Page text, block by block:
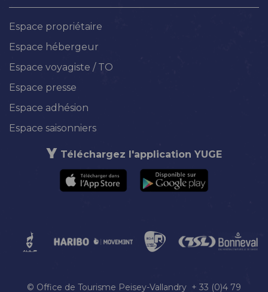
Espace propriétaire
Espace hébergeur
Espace voyagiste / TO
Espace presse
Espace adhésion
Espace saisonniers
Téléchargez l'application YUGE
© Office de Tourisme Peisey-Vallandry + 33 (0)4 79